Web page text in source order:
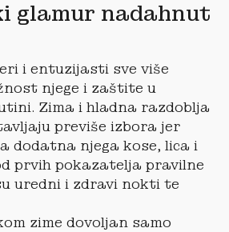
glamur nadahnut
i entuzijasti sve više
njege i zaštite u
Zima i hladna razdoblja
previše izbora jer
dodatna njega kose, lica i
prvih pokazatelja pravilne
uredni i zdravi nokti te
zime dovoljan samo